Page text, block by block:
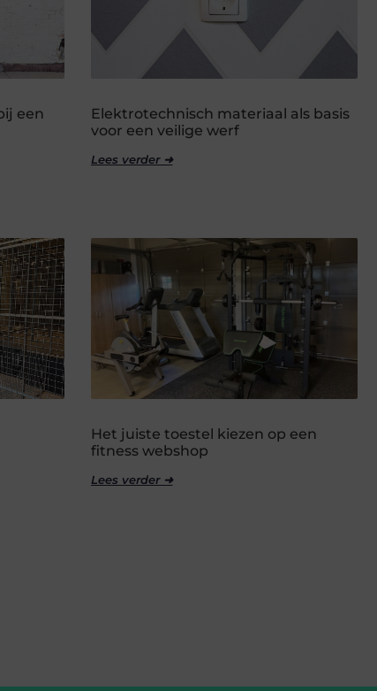
een
Elektrotechnisch materiaal als basis
voor een veilige werf
Lees verder ➜
Het juiste toestel kiezen op een
fitness webshop
Lees verder ➜